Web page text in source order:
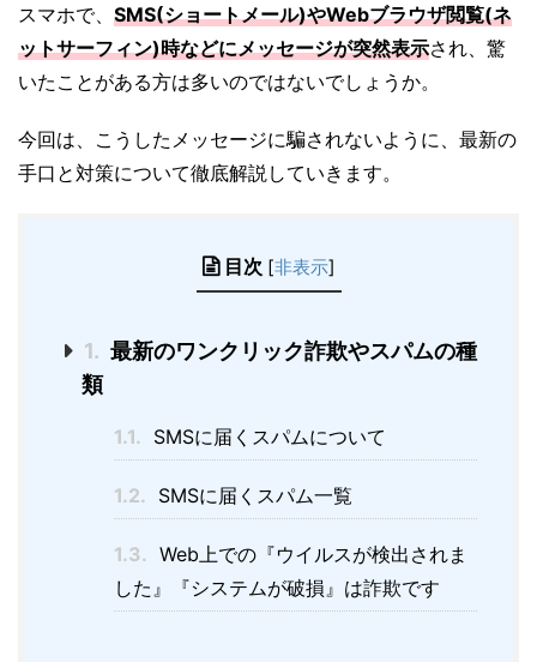
スマホで、 SMS(ショートメール)やWebブラウザ閲覧(ネ
ットサーフィン)時などにメッセージが突然表示され、驚
いたことがある方は多いのではないでしょうか。
今回は、こうしたメッセージに騙されないように、最新の
手口と対策について徹底解説していきます。
目次 [非表示]
1. 最新のワンクリック詐欺やスパムの種
類
1.1. SMSに届くスパムについて
1.2. SMSに届くスパム一覧
1.3. Web上での『ウイルスが検出されま
した』『システムが破損』は詐欺です